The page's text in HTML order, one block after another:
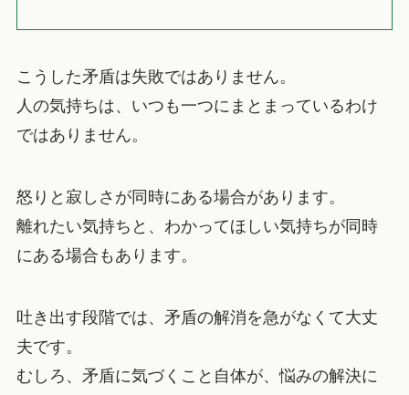
こうした矛盾は失敗ではありません。
人の気持ちは、いつも一つにまとまっているわけ
ではありません。
怒りと寂しさが同時にある場合があります。
離れたい気持ちと、わかってほしい気持ちが同時
にある場合もあります。
吐き出す段階では、矛盾の解消を急がなくて大丈
夫です。
むしろ、矛盾に気づくこと自体が、悩みの解決に